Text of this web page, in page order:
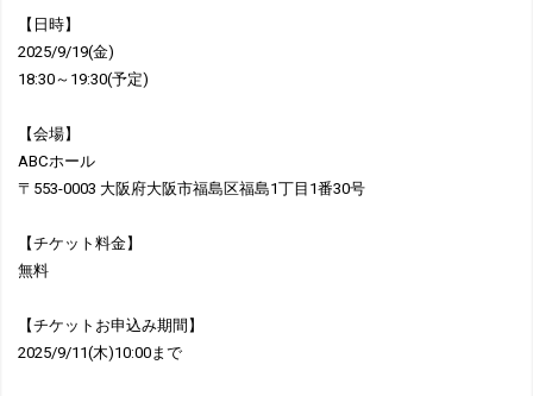
【日時】
2025/9/19(金)
18:30～19:30(予定)
【会場】
ABCホール
〒553-0003 大阪府大阪市福島区福島1丁目1番30号
【チケット料金】
無料
【チケットお申込み期間】
2025/9/11(木)10:00まで